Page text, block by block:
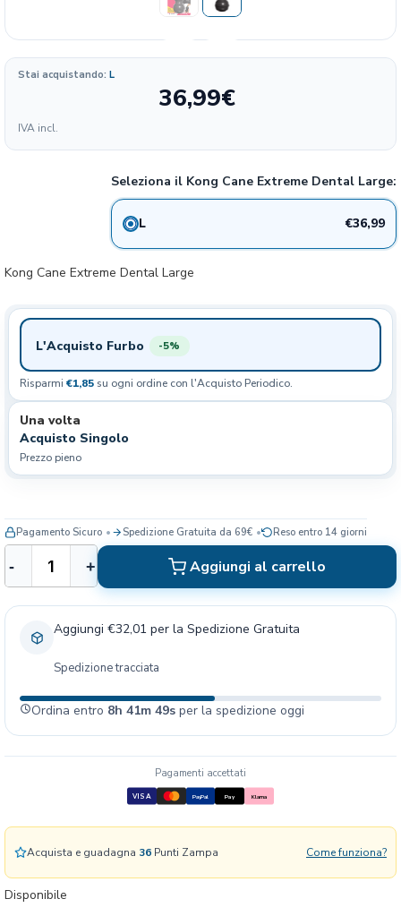
Disponibile
Stai acquistando: L
36,99€
IVA incl.
Seleziona il Kong Cane Extreme Dental Large:
L €36,99
GRANDE 6% 36.99€
Kong Cane Extreme Dental Large
L'Acquisto Furbo -5%
Risparmi €1,85 su ogni ordine con l'Acquisto Periodico.
Una volta
Acquisto Singolo
Prezzo pieno
o
n
C
n
E
e
D
n
- + Aggiungi al carrello
Pagamento Sicuro Spedizione Gratuita da 69€ Reso entro 14 giorni
Aggiungi €32,01 per la Spedizione Gratuita
Spedizione tracciata
Ordina entro 8h 41m 48s per la spedizione oggi
Acquista e guadagna 36 Punti Zampa Come funziona?
Pagamenti accettati
VISA PayPal Pay Klarna